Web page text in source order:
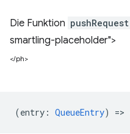
Die Funktion pushRequest
smartling-placeholder">
</ph>
(entry : QueueEntry)